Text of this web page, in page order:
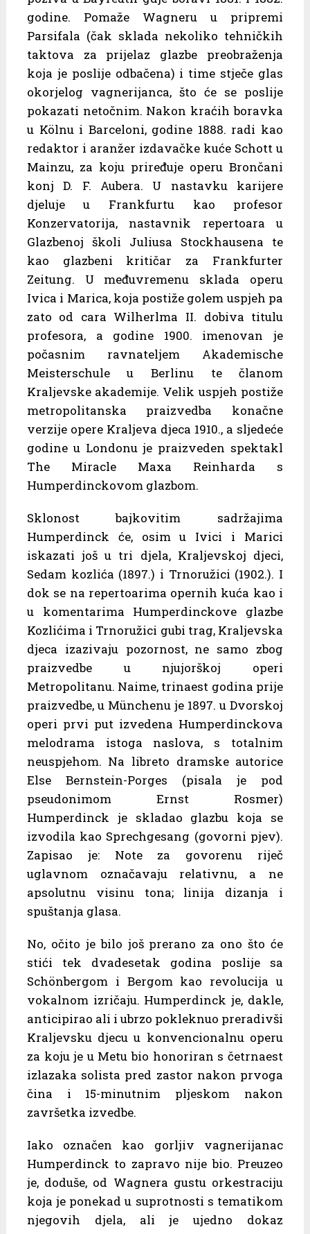
godine. Pomaže Wagneru u pripremi
Parsifala (čak sklada nekoliko tehničkih
taktova za prijelaz glazbe preobraženja
koja je poslije odbačena) i time stječe glas
okorjelog vagnerijanca, što će se poslije
pokazati netočnim. Nakon kraćih boravka
u Kölnu i Barceloni, godine 1888. radi kao
redaktor i aranžer izdavačke kuće Schott u
Mainzu, za koju priređuje operu Brončani
konj D. F. Aubera. U nastavku karijere
djeluje u Frankfurtu kao profesor
Konzervatorija, nastavnik repertoara u
Glazbenoj školi Juliusa Stockhausena te
kao glazbeni kritičar za Frankfurter
Zeitung. U međuvremenu sklada operu
Ivica i Marica, koja postiže golem uspjeh pa
zato od cara Wilherlma II. dobiva titulu
profesora, a godine 1900. imenovan je
počasnim ravnateljem Akademische
Meisterschule u Berlinu te članom
Kraljevske akademije. Velik uspjeh postiže
metropolitanska praizvedba konačne
verzije opere Kraljeva djeca 1910., a sljedeće
godine u Londonu je praizveden spektakl
The Miracle Maxa Reinharda s
Humperdinckovom glazbom.
Sklonost bajkovitim sadržajima
Humperdinck će, osim u Ivici i Marici
iskazati još u tri djela, Kraljevskoj djeci,
Sedam kozlića (1897.) i Trnoružici (1902.). I
dok se na repertoarima opernih kuća kao i
u komentarima Humperdinckove glazbe
Kozlićima i Trnoružici gubi trag, Kraljevska
djeca izazivaju pozornost, ne samo zbog
praizvedbe u njujorškoj operi
Metropolitanu. Naime, trinaest godina prije
praizvedbe, u Münchenu je 1897. u Dvorskoj
operi prvi put izvedena Humperdinckova
melodrama istoga naslova, s totalnim
neuspjehom. Na libreto dramske autorice
Else Bernstein-Porges (pisala je pod
pseudonimom Ernst Rosmer)
Humperdinck je skladao glazbu koja se
izvodila kao Sprechgesang (govorni pjev).
Zapisao je: Note za govorenu riječ
uglavnom označavaju relativnu, a ne
apsolutnu visinu tona; linija dizanja i
spuštanja glasa.
No, očito je bilo još prerano za ono što će
stići tek dvadesetak godina poslije sa
Schönbergom i Bergom kao revolucija u
vokalnom izričaju. Humperdinck je, dakle,
anticipirao ali i ubrzo pokleknuo preradivši
Kraljevsku djecu u konvencionalnu operu
za koju je u Metu bio honoriran s četrnaest
izlazaka solista pred zastor nakon prvoga
čina i 15-minutnim pljeskom nakon
završetka izvedbe.
Iako označen kao gorljiv vagnerijanac
Humperdinck to zapravo nije bio. Preuzeo
je, doduše, od Wagnera gustu orkestraciju
koja je ponekad u suprotnosti s tematikom
njegovih djela, ali je ujedno dokaz